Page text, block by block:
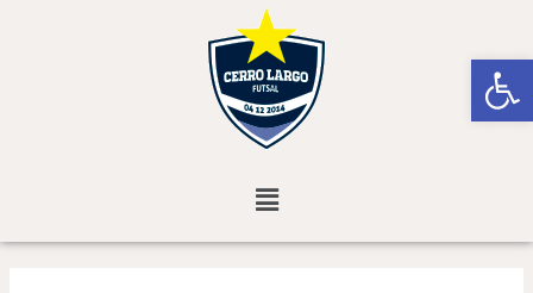
Menu